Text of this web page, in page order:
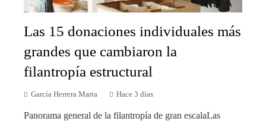
Las 15 donaciones individuales más
grandes que cambiaron la
filantropía estructural
García Herrera Marta Hace 3 días
Panorama general de la filantropía de gran escalaLas